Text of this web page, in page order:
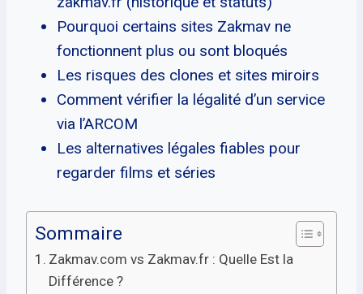
Pourquoi certains sites Zakmav ne
fonctionnent plus ou sont bloqués
Les risques des clones et sites miroirs
Comment vérifier la légalité d’un service
via l’ARCOM
Les alternatives légales fiables pour
regarder films et séries
Sommaire
Zakmav.com vs Zakmav.fr : Quelle Est la
Différence ?